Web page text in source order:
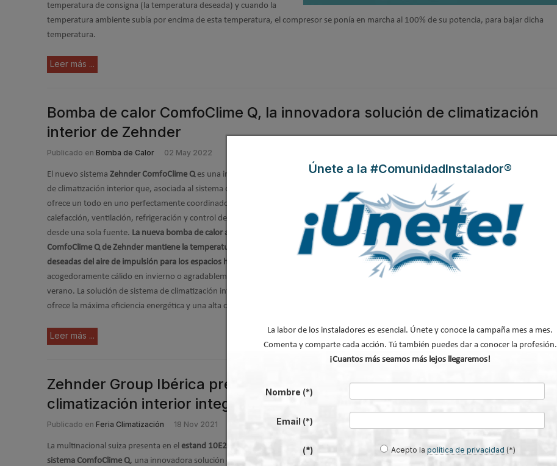
temperatura de consigna (la temperatura deseada) y cuando la
temperatura ambiente subía por encima de esta temperatura, el compresor se ponía en marcha al 100% de su potencia, para bajar dicha
temperatura.
Leer más ...
Bomba de calor ComfoClime Q, la innovadora solución de climatización
interior de Zehnder
Publicado en Bomba de Calor 02 May 2022
El nuevo sistema Zehnder ComfoClime Q es una innovadora solución
de climatización interior que, asociada al sistema de ventilación,
ofrece un todo en uno perfectamente coordinado e integrado:
calefacción, ventilación, refrigeración y control de la humedad, todo
desde una sola fuente. La nueva bomba de calor aire-aire
ComfoClime Q de Zehnder mantiene la temperatura y humedad
deseadas del aire de impulsión para los espacios habitables
acogedoramente cálido en invierno o agradablemente fresco en
verano. La solución de sistema de climatización interior de Zehnder
ofrece la máxima eficiencia energética y una alta calidad de aire.
Leer más ...
Zehnder Group Ibérica presenta en C&R ComfoClime Q, el sistema de
climatización interior integral
Publicado en Feria Climatización 18 Nov 2021
La multinacional suiza presenta en el estand 10E20 de C&R
el nuevo
sistema ComfoClime Q, una innovadora solución de climatización
Únete a la #ComunidadInstalador®
La labor de los instaladores es esencial. Únete y conoce la campaña mes a mes.
Comenta y comparte cada acción. Tú también puedes dar a conocer la profesión.
¡Cuantos más seamos más lejos llegaremos!
Nombre (*)
Email (*)
(*) Acepto lapolítica de privacidad (*)